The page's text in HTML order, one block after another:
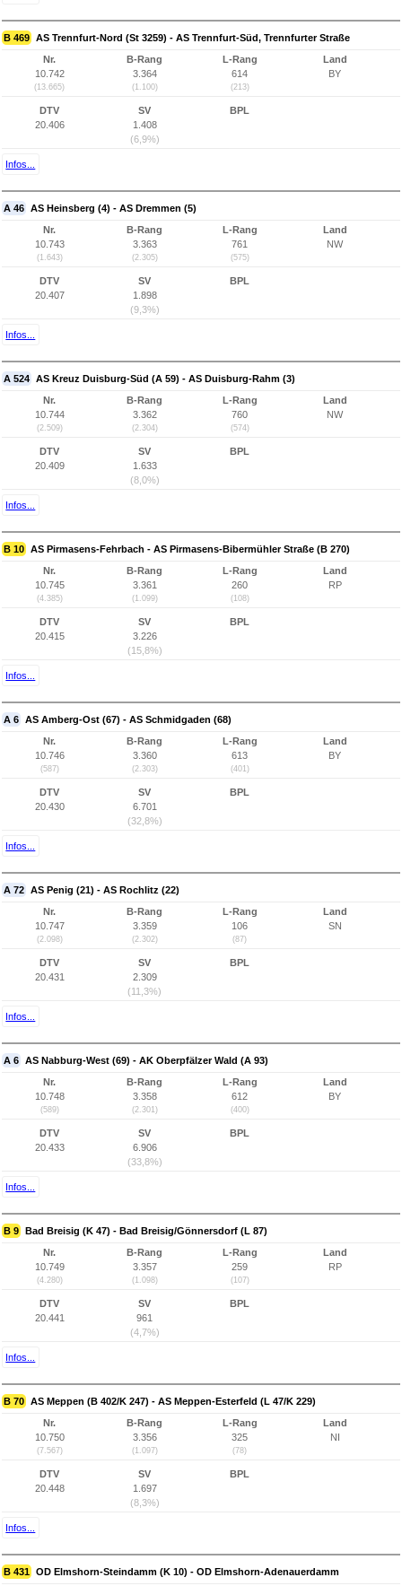
B 469 AS Trennfurt-Nord (St 3259) - AS Trennfurt-Süd, Trennfurter Straße
Nr.
10.742
(13.665)
B-Rang
3.364
(1.100)
L-Rang
614
(213)
Land
BY
DTV
20.406
SV
1.408
(6,9%)
BPL
Infos...
A 46 AS Heinsberg (4) - AS Dremmen (5)
Nr.
10.743
(1.643)
B-Rang
3.363
(2.305)
L-Rang
761
(575)
Land
NW
DTV
20.407
SV
1.898
(9,3%)
BPL
Infos...
A 524 AS Kreuz Duisburg-Süd (A 59) - AS Duisburg-Rahm (3)
Nr.
10.744
(2.509)
B-Rang
3.362
(2.304)
L-Rang
760
(574)
Land
NW
DTV
20.409
SV
1.633
(8,0%)
BPL
Infos...
B 10 AS Pirmasens-Fehrbach - AS Pirmasens-Bibermühler Straße (B 270)
Nr.
10.745
(4.385)
B-Rang
3.361
(1.099)
L-Rang
260
(108)
Land
RP
DTV
20.415
SV
3.226
(15,8%)
BPL
Infos...
A 6 AS Amberg-Ost (67) - AS Schmidgaden (68)
Nr.
10.746
(587)
B-Rang
3.360
(2.303)
L-Rang
613
(401)
Land
BY
DTV
20.430
SV
6.701
(32,8%)
BPL
Infos...
A 72 AS Penig (21) - AS Rochlitz (22)
Nr.
10.747
(2.098)
B-Rang
3.359
(2.302)
L-Rang
106
(87)
Land
SN
DTV
20.431
SV
2.309
(11,3%)
BPL
Infos...
A 6 AS Nabburg-West (69) - AK Oberpfälzer Wald (A 93)
Nr.
10.748
(589)
B-Rang
3.358
(2.301)
L-Rang
612
(400)
Land
BY
DTV
20.433
SV
6.906
(33,8%)
BPL
Infos...
B 9 Bad Breisig (K 47) - Bad Breisig/Gönnersdorf (L 87)
Nr.
10.749
(4.280)
B-Rang
3.357
(1.098)
L-Rang
259
(107)
Land
RP
DTV
20.441
SV
961
(4,7%)
BPL
Infos...
B 70 AS Meppen (B 402/K 247) - AS Meppen-Esterfeld (L 47/K 229)
Nr.
10.750
(7.567)
B-Rang
3.356
(1.097)
L-Rang
325
(78)
Land
NI
DTV
20.448
SV
1.697
(8,3%)
BPL
Infos...
B 431 OD Elmshorn-Steindamm (K 10) - OD Elmshorn-Adenauerdamm